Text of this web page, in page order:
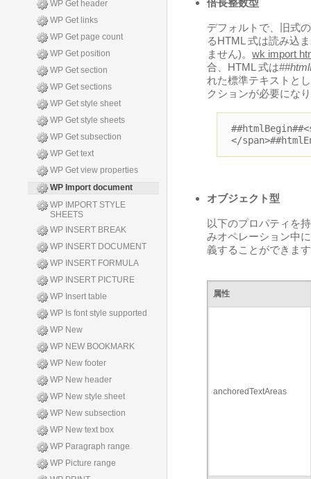
WP Get header
WP Get links
WP Get page count
WP Get position
WP Get section
WP Get sections
WP Get style sheet
WP Get style sheets
WP Get subsection
WP Get text
WP Get view properties
WP Import document
WP IMPORT STYLE
SHEETS
WP INSERT BREAK
WP INSERT DOCUMENT
WP INSERT FORMULA
WP INSERT PICTURE
WP Insert table
WP Is font style supported
WP New
WP NEW BOOKMARK
WP New footer
WP New header
WP New style sheet
WP New subsection
WP New text box
WP Paragraph range
WP Picture range
倍長整数型
デフォルトで、旧式
るHTML 式は読み込
ません)。 wk import
合、HTML 式は
れた標準テキストと
クションが必要にな
</
オブジェクト型
以下のプロパティを
みオペレーション中
義することができま
属性
anchoredTextAreas